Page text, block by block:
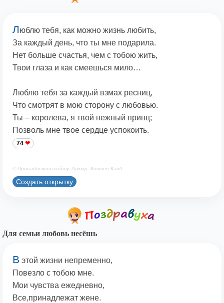
Люблю тебя, как можно жизнь любить,
За каждый день, что ты мне подарила.
Нет больше счастья, чем с тобою жить,
Твои глаза и как смеешься мило…
Люблю тебя за каждый взмах ресниц,
Что смотрят в мою сторону с любовью.
Ты – королева, я твой нежный принц;
Позволь мне твое сердце успокоить.
74
© Принадлежит сайту. Автор: Костен КавА
Создать открытку
Для семьи любовь несёшь
В этой жизни непременно,
Повезло с тобою мне.
Мои чувства ежедневно,
Все,принадлежат жене.